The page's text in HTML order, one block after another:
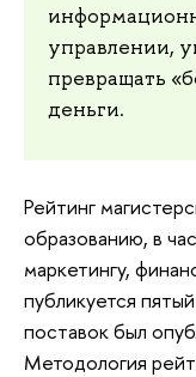
управлении,
превращать
деньги.
Рейтинг
образованию, в
маркетингу,
публикуется
поставок был
Методология